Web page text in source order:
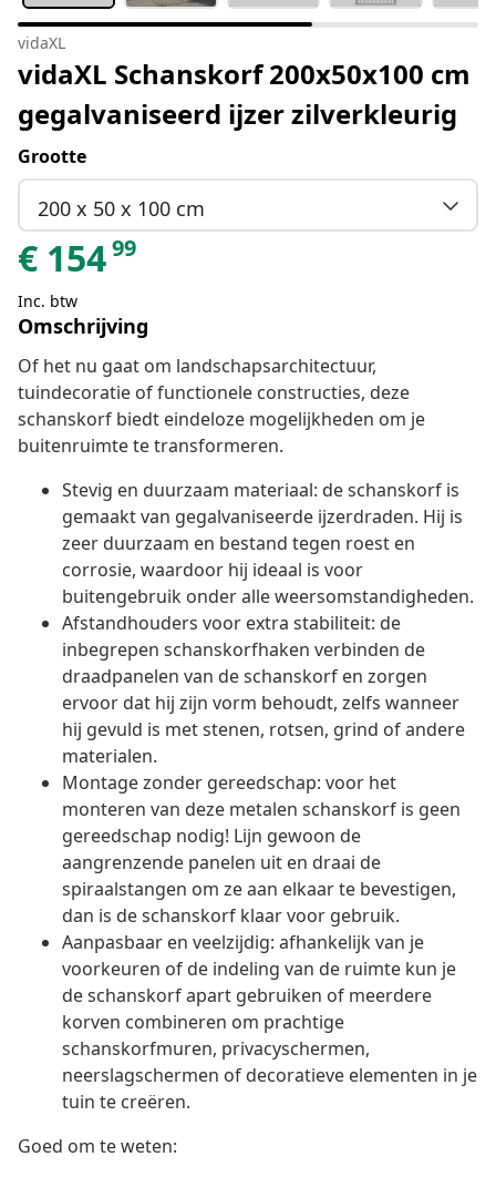
vidaXL
vidaXL Schanskorf 200x50x100 cm
gegalvaniseerd ijzer zilverkleurig
Grootte
200 x 50 x 100 cm
€ 15499
Inc. btw
Omschrijving
Of het nu gaat om landschapsarchitectuur,
tuindecoratie of functionele constructies, deze
schanskorf biedt eindeloze mogelijkheden om je
buitenruimte te transformeren.
Stevig en duurzaam materiaal: de schanskorf is
gemaakt van gegalvaniseerde ijzerdraden. Hij is
zeer duurzaam en bestand tegen roest en
corrosie, waardoor hij ideaal is voor
buitengebruik onder alle weersomstandigheden.
Afstandhouders voor extra stabiliteit: de
inbegrepen schanskorfhaken verbinden de
draadpanelen van de schanskorf en zorgen
ervoor dat hij zijn vorm behoudt, zelfs wanneer
hij gevuld is met stenen, rotsen, grind of andere
materialen.
Montage zonder gereedschap: voor het
monteren van deze metalen schanskorf is geen
gereedschap nodig! Lijn gewoon de
aangrenzende panelen uit en draai de
spiraalstangen om ze aan elkaar te bevestigen,
dan is de schanskorf klaar voor gebruik.
Aanpasbaar en veelzijdig: afhankelijk van je
voorkeuren of de indeling van de ruimte kun je
de schanskorf apart gebruiken of meerdere
korven combineren om prachtige
schanskorfmuren, privacyschermen,
neerslagschermen of decoratieve elementen in je
tuin te creëren.
Goed om te weten: